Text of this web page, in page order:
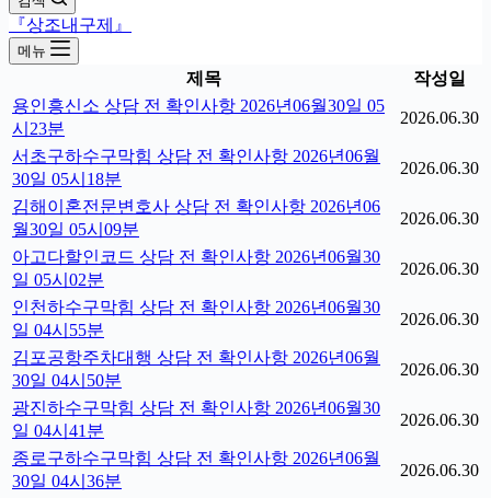
『상조내구제』
메뉴
제목
작성일
용인흥신소 상담 전 확인사항 2026년06월30일 05
시23분
2026.06.30
서초구하수구막힘 상담 전 확인사항 2026년06월
30일 05시18분
2026.06.30
김해이혼전문변호사 상담 전 확인사항 2026년06
월30일 05시09분
2026.06.30
아고다할인코드 상담 전 확인사항 2026년06월30
일 05시02분
2026.06.30
인천하수구막힘 상담 전 확인사항 2026년06월30
일 04시55분
2026.06.30
김포공항주차대행 상담 전 확인사항 2026년06월
30일 04시50분
2026.06.30
광진하수구막힘 상담 전 확인사항 2026년06월30
일 04시41분
2026.06.30
종로구하수구막힘 상담 전 확인사항 2026년06월
30일 04시36분
2026.06.30